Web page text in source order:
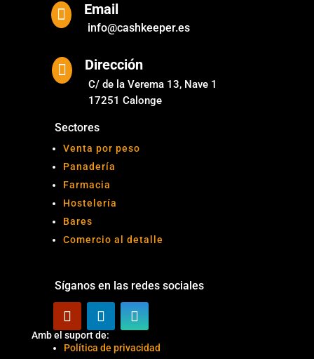
 Email
info@cashkeeper.es
 Dirección
C/ de la Verema 13, Nave 1
17251 Calonge
Sectores
Venta por peso
Panadería
Farmacia
Hostelería
Bares
Comercio al detalle
Síganos en las redes sociales
Política de privacidad
Amb el suport de: